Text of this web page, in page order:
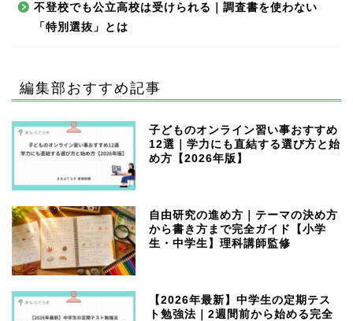
不登校でも公立高校は受けられる｜調査書を使わない
「特別選抜」とは
編集部おすすめ記事
子どものオンライン習い事おすすめ
12選｜学力にも直結する選び方と始
め方【2026年版】
自由研究の進め方｜テーマの決め方
から書き方まで完全ガイド【小学
生・中学生】理科講師監修
【2026年最新】中学生の定期テス
ト勉強法｜2週間前から始める完全